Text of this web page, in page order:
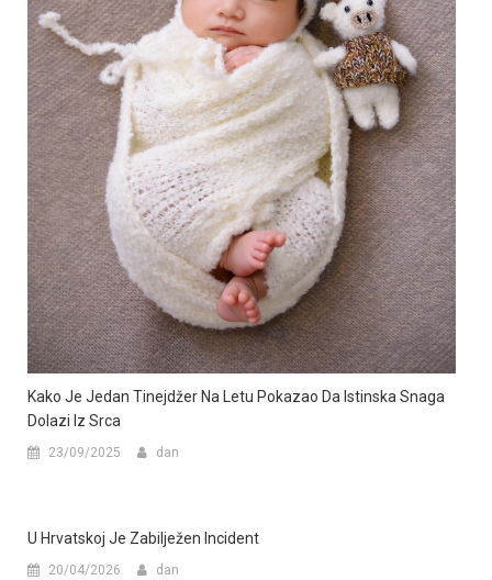
Kako Je Jedan Tinejdžer Na Letu Pokazao Da Istinska Snaga
Dolazi Iz Srca
23/09/2025 dan
U Hrvatskoj Je Zabilježen Incident
20/04/2026 dan